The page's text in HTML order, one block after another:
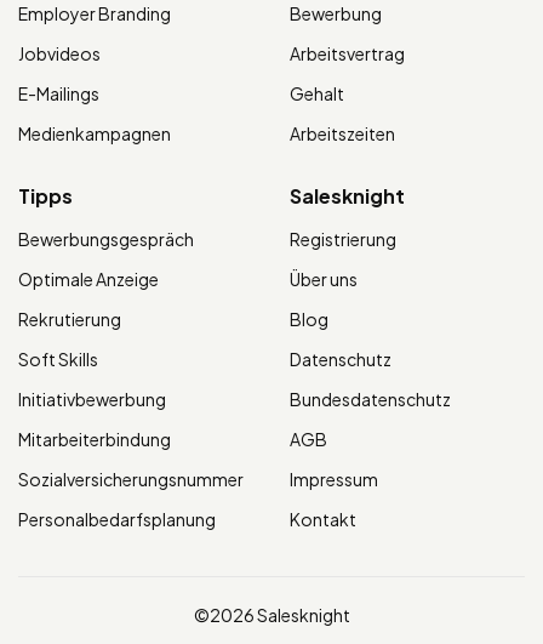
Employer Branding
Jobvideos
E-Mailings
Medienkampagnen
Bewerbung
Arbeitsvertrag
Gehalt
Arbeitszeiten
Tipps
Bewerbungsgespräch
Optimale Anzeige
Rekrutierung
Soft Skills
Initiativbewerbung
Mitarbeiterbindung
Sozialversicherungsnummer
Personalbedarfsplanung
Salesknight
Registrierung
Über uns
Blog
Datenschutz
Bundesdatenschutz
AGB
Impressum
Kontakt
©2026 Salesknight